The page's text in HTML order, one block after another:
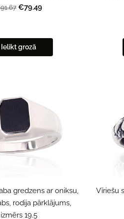
€79.49
Ielikt grozā
gredzens ar oniksu,
rodija pārklājums,
izmērs 19.5
Vīriešu